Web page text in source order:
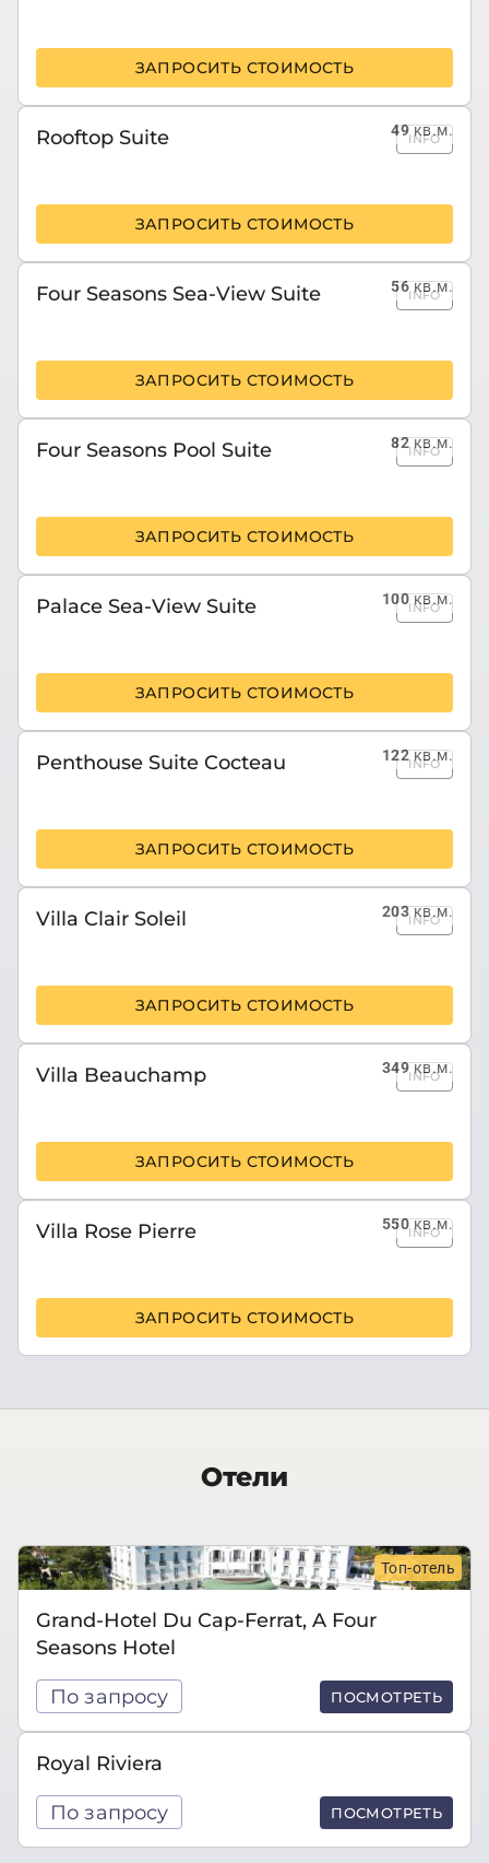
ЗАПРОСИТЬ СТОИМОСТЬ
49кв.м.
Rooftop Suite INFO
ЗАПРОСИТЬ СТОИМОСТЬ
56кв.м.
Four Seasons Sea-View Suite INFO
ЗАПРОСИТЬ СТОИМОСТЬ
82кв.м.
Four Seasons Pool Suite INFO
ЗАПРОСИТЬ СТОИМОСТЬ
100кв.м.
Palace Sea-View Suite INFO
ЗАПРОСИТЬ СТОИМОСТЬ
122кв.м.
Penthouse Suite Cocteau INFO
ЗАПРОСИТЬ СТОИМОСТЬ
203кв.м.
Villa Clair Soleil INFO
ЗАПРОСИТЬ СТОИМОСТЬ
349кв.м.
Villa Beauchamp INFO
ЗАПРОСИТЬ СТОИМОСТЬ
550кв.м.
Villa Rose Pierre INFO
ЗАПРОСИТЬ СТОИМОСТЬ
Отели
Топ-отель
Grand-Hotel Du Cap-Ferrat, A Four
Seasons Hotel
По запросу ПОСМОТРЕТЬ
Royal Riviera
По запросу ПОСМОТРЕТЬ